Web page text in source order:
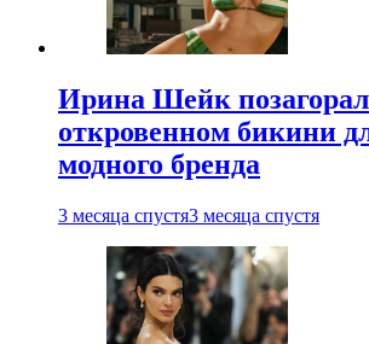
Ирина Шейк
откровенном бикини
модного бренда
3 месяца спустя3 месяца спустя